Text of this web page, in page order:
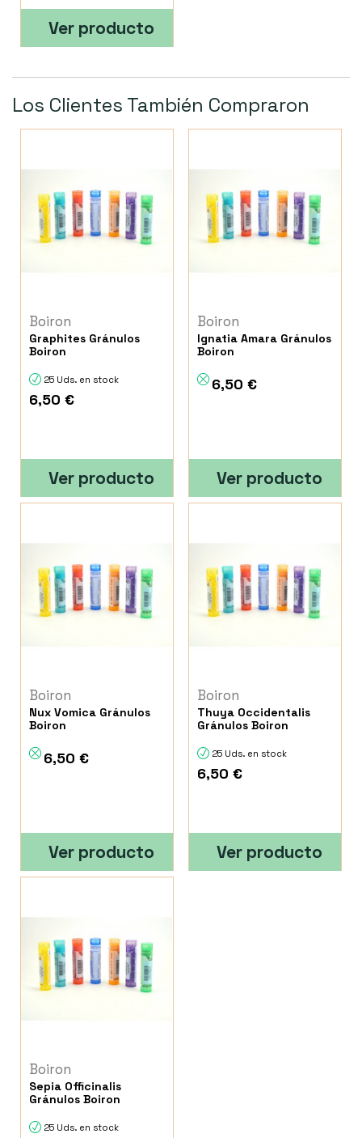
Ver producto
Los Clientes También Compraron
Boiron
Graphites Gránulos
Boiron
25 Uds. en stock
6,50 €
Ver producto
Boiron
Ignatia Amara Gránulos
Boiron
6,50 €
Ver producto
Boiron
Nux Vomica Gránulos
Boiron
6,50 €
Ver producto
Boiron
Thuya Occidentalis
Gránulos Boiron
25 Uds. en stock
6,50 €
Ver producto
Boiron
Sepia Officinalis
Gránulos Boiron
25 Uds. en stock